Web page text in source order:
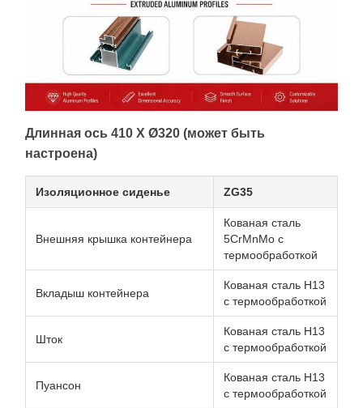
Длинная ось 410 X Ø320 (может быть
настроена)
Изоляционное сиденье ZG35
Внешняя крышка контейнера
Кованая сталь
5CrMnMo с
термообработкой
Вкладыш контейнера
Кованая сталь H13
с термообработкой
Шток
Кованая сталь H13
с термообработкой
Пуансон
Кованая сталь H13
с термообработкой